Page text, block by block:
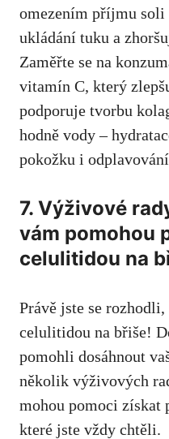
omezením příjmu
ukládání tuku a
Zaměřte se na
vitamín C, který
podporuje tvorbu
hodně vody –
pokožku i
7. Výživové
vám pomohou
celulitidou na
Právě jste se
celulitidou na břiše!
pomohli dosáhnout
několik výživových
mohou pomoci získat
které jste vždy chtěli.